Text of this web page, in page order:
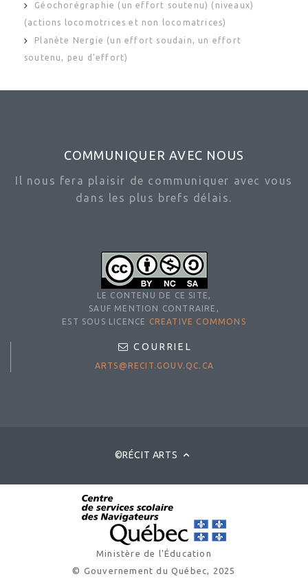
Géochorégraphie (un effort soutenu) (niveaux)
(actions locomotrices et non locomatrices)
Planète Nergie (un effort soudain, un effort
soutenu, peu d’effort)
COMMUNIQUER AVEC NOUS
Il nous fera plaisir de communiquer avec vous
dans les plus brefs délais.
LE CONTENU DE CE SITE,
SAUF MENTION CONTRAIRE,
EST SOUS LICENCE
CREATIVE COMMONS
COURRIEL
ARTS@RECIT.GOUV.QC.CA
©RÉCIT ARTS
Ministère de l'Éducation
© Gouvernement du Québec, 2025